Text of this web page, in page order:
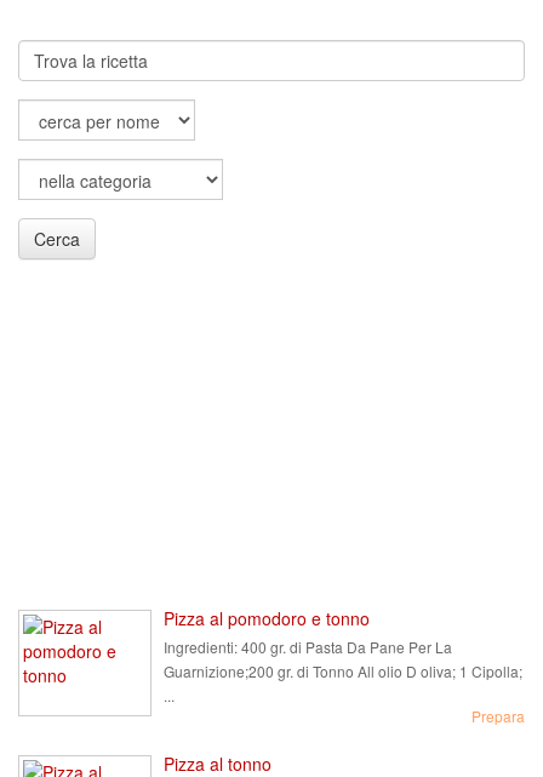
Cerca
Cerca
Pizza al pomodoro e tonno
Ingredienti:400 gr. di Pasta Da Pane Per La
Guarnizione;200 gr. di Tonno All olio D oliva; 1 Cipolla;
...
Prepara
Pizza al tonno